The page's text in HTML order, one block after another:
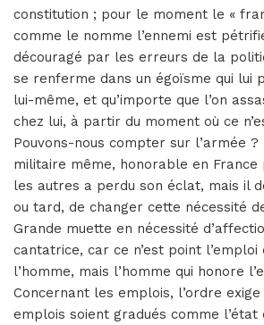
constitution ; pour le moment le «
comme le nomme l’ennemi est
découragé par les erreurs de la
se renferme dans un égoïsme qui lui
lui-même, et qu’importe que l’on
chez lui, à partir du moment où ce
Pouvons-nous compter sur l’armée ?
militaire même, honorable en France
les autres a perdu son éclat, mais il
ou tard, de changer cette nécessité
Grande muette en nécessité
cantatrice, car ce n’est point l’emploi
l’homme, mais l’homme qui honore
Concernant les emplois, l’ordre exige
emplois soient gradués comme l’état